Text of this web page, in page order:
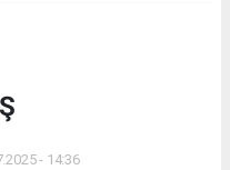
- 14:36